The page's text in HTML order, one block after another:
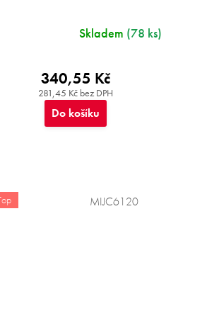
Skladem (78 ks)
281,45 Kč bez DPH
340,55 Kč
Do košíku
MIJC6120